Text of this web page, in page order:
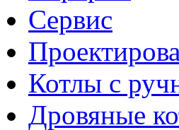
Сервис
Котлы с
Дровяные